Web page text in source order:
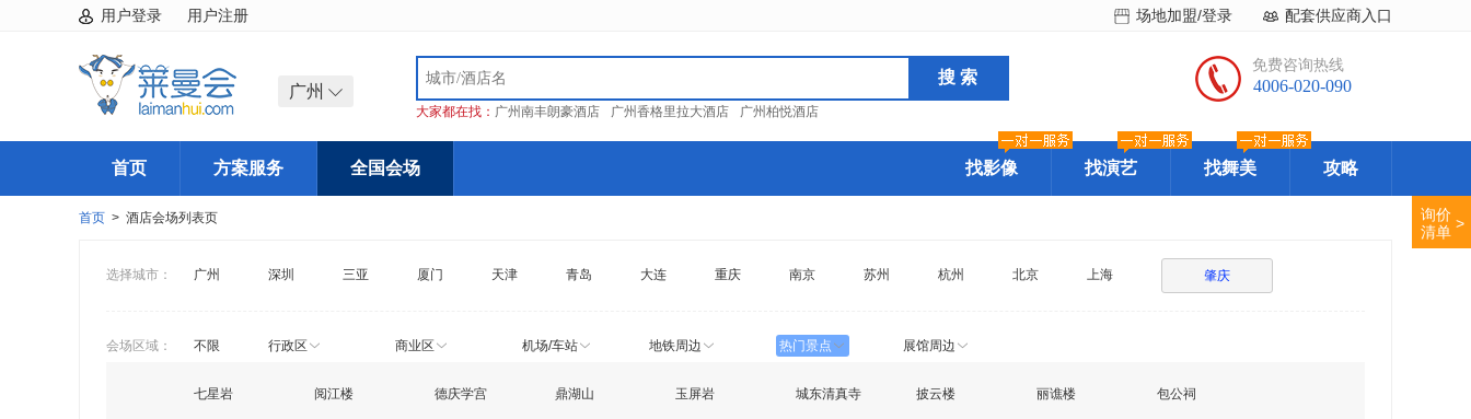
用户登录 用户注册 配套供应商入口
场地加盟/登录
广州
大家都在找： 广州南丰朗豪酒店 广州香格里拉大酒店 广州柏悦酒店
免费咨询热线
4006-020-090
首页 方案服务 全国会场 找影像 找演艺 找舞美 攻略
首页 > 酒店会场列表页
选择城市： 广州 深圳 三亚 厦门 天津 青岛 大连 重庆 南京 苏州 杭州 北京 上海 肇庆
会场区域： 不限 行政区 商业区 机场/车站 地铁周边 热门景点 展馆周边
七星岩 阅江楼 德庆学宫 鼎湖山 玉屏岩 城东清真寺 披云楼 丽谯楼 包公祠
询价
清单 >